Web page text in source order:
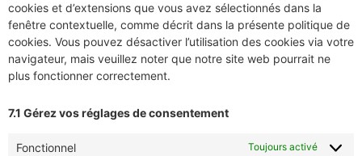
cookies et d’extensions que vous avez sélectionnés dans la
fenêtre contextuelle, comme décrit dans la présente politique de
cookies. Vous pouvez désactiver l’utilisation des cookies via votre
navigateur, mais veuillez noter que notre site web pourrait ne
plus fonctionner correctement.
7.1 Gérez vos réglages de consentement
Fonctionnel Toujours activé